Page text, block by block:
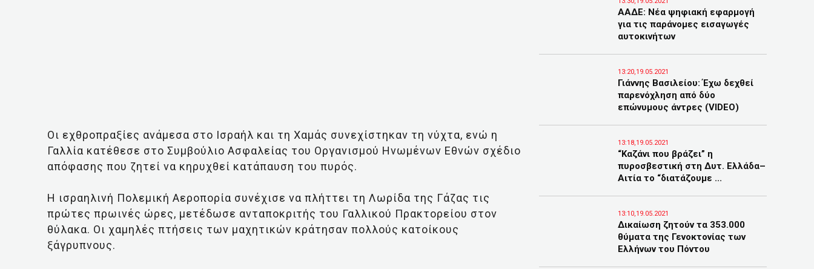
Οι εχθροπραξίες ανάμεσα στο Ισραήλ και τη Χαμάς συνεχίστηκαν τη νύχτα, ενώ η
Γαλλία κατέθεσε στο Συμβούλιο Ασφαλείας του Οργανισμού Ηνωμένων Εθνών σχέδιο
απόφασης που ζητεί να κηρυχθεί κατάπαυση του πυρός.
Η ισραηλινή Πολεμική Αεροπορία συνέχισε να πλήττει τη Λωρίδα της Γάζας τις
πρώτες πρωινές ώρες, μετέδωσε ανταποκριτής του Γαλλικού Πρακτορείου στον
θύλακα. Οι χαμηλές πτήσεις των μαχητικών κράτησαν πολλούς κατοίκους
ξάγρυπνους.
ΑΑΔΕ: Νέα ψηφιακή εφαρμογή
για τις παράνομες εισαγωγές
αυτοκινήτων
13:20,19.05.2021
Γιάννης Βασιλείου: Έχω δεχθεί
παρενόχληση από δύο
επώνυμους άντρες (VIDEO)
13:18,19.05.2021
“Καζάνι που βράζει” η
πυροσβεστική στη Δυτ. Ελλάδα–
Αιτία το “διατάζουμε ...
13:10,19.05.2021
Δικαίωση ζητούν τα 353.000
θύματα της Γενοκτονίας των
Ελλήνων του Πόντου